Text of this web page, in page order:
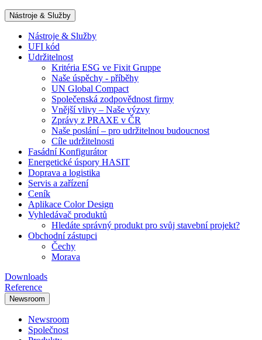
Nástroje & Služby
Nástroje & Služby
UFI kód
Udržitelnost
Kritéria ESG ve Fixit Gruppe
Naše úspěchy - příběhy
UN Global Compact
Společenská zodpovědnost firmy
Vnější vlivy – Naše výzvy
Zprávy z PRAXE v ČR
Naše poslání – pro udržitelnou budoucnost
Cíle udržitelnosti
Fasádní Konfigurátor
Energetické úspory HASIT
Doprava a logistika
Servis a zařízení
Ceník
Aplikace Color Design
Vyhledávač produktů
Hledáte správný produkt pro svůj stavební projekt?
Obchodní zástupci
Čechy
Morava
Downloads
Reference
Newsroom
Newsroom
Společnost